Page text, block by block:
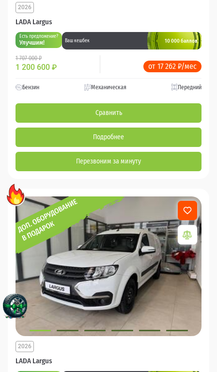
LADA Largus
2026
Есть предложение?
Улучшим! Ваш кешбек 10 000 баллов
1 707 000 ₽
1 200 600 ₽ от 17 262 ₽/мес
Бензин Механическая Передний
Сравнить
Подробнее
Перезвоним за минуту
LADA Largus
2026